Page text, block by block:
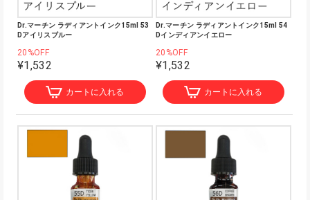
Dr.マーチン ラディアントインク15ml 53
Dアイリスブルー
20%OFF
¥1,532
カートに入れる
Dr.マーチン ラディアントインク15ml 54
Dインディアンイエロー
20%OFF
¥1,532
カートに入れる